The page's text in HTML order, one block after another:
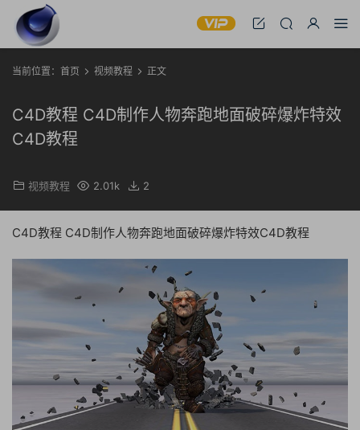
当前位置： 首页 视频教程 正文
C4D教程 C4D制作人物奔跑地面破碎爆炸特效
C4D教程
视频教程 2.01k 2
C4D教程 C4D制作人物奔跑地面破碎爆炸特效C4D教程